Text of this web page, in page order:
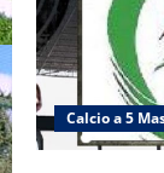
Calcio a 5